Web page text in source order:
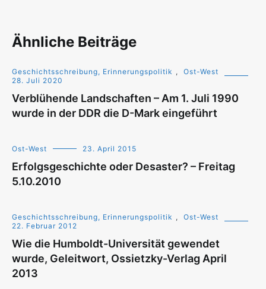
Ähnliche Beiträge
Geschichtsschreibung, Erinnerungspolitik ,
Ost-West
28. Juli 2020
Verblühende Landschaften – Am 1. Juli 1990
wurde in der DDR die D-Mark eingeführt
Ost-West 23. April 2015
Erfolgsgeschichte oder Desaster? – Freitag
5.10.2010
Geschichtsschreibung, Erinnerungspolitik ,
Ost-West
22. Februar 2012
Wie die Humboldt-Universität gewendet
wurde, Geleitwort, Ossietzky-Verlag April
2013